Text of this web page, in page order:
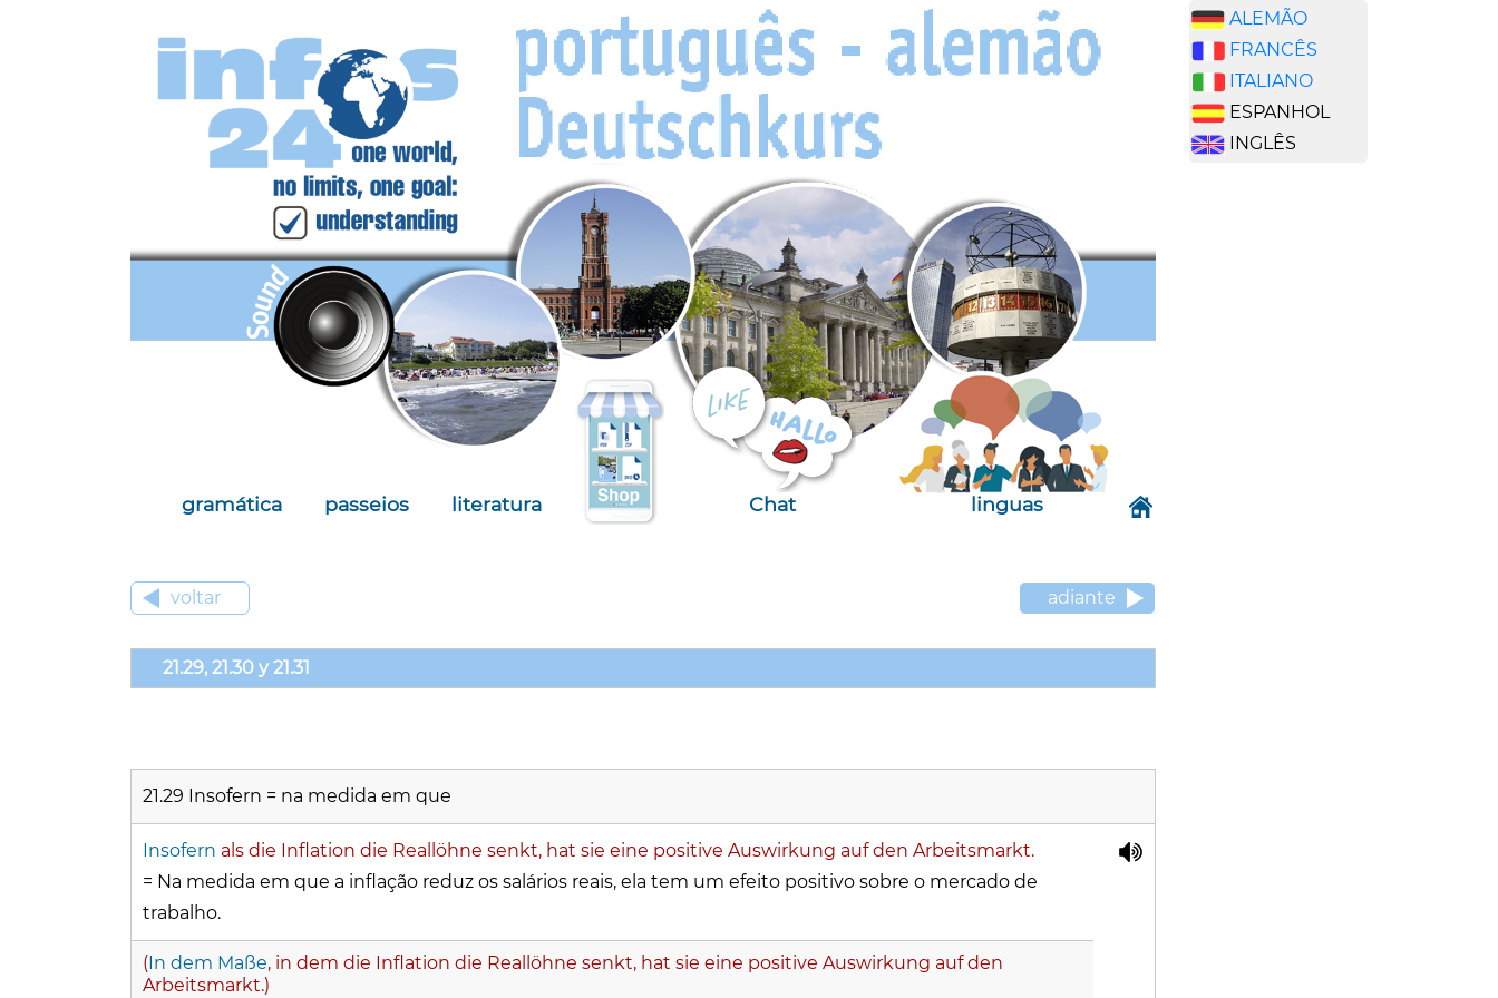
gramática passeios literatura Chat linguas
voltar adiante
21.29, 21.30 y 21.31
21.29 Insofern = na medida em que
Insofern als die Inflation die Reallöhne senkt, hat sie eine positive Auswirkung auf den Arbeitsmarkt.
= Na medida em que a inflação reduz os salários reais, ela tem um efeito positivo sobre o mercado de
trabalho.
( In dem Maße, in dem die Inflation die Reallöhne senkt, hat sie eine positive Auswirkung auf den
Arbeitsmarkt.)
ALEMÃO
FRANCÊS
ITALIANO
ESPANHOL
INGLÊS